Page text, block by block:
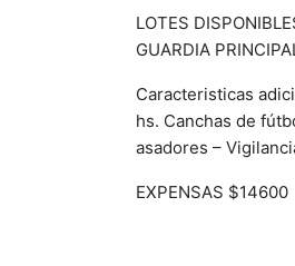
LOTES
GUARDIA
Caracteristicas
hs. Canchas de
asadores –
EXPENSAS $14600